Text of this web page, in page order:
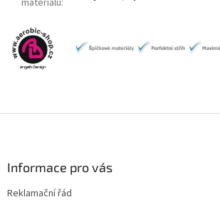
Informace pro vás
Reklamační řád